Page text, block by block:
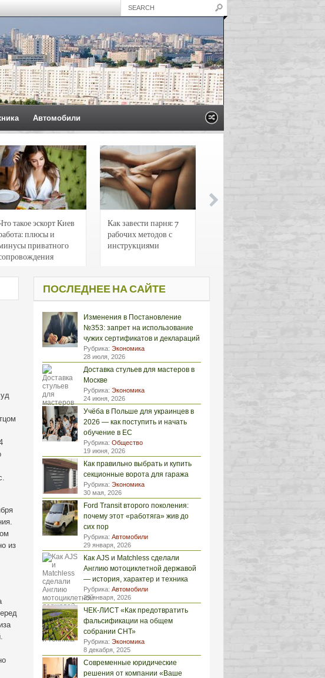
Автомобили
такое эскорт Киев
плюсы и
приватного
Как завести парня: 7
рабочих методов с
инструкциями
из
ПОСЛЕДНЕЕ НА САЙТЕ
Изменения в Постановление
№353: запрет на использование
чужих сертификатов и деклараций
Рубрика: Экономика
28 июля, 2026
Доставка стульев для мастеров в
Москве
Рубрика: Экономика
24 июня, 2026
Учёба в Польше для украинцев в
2026 — как поступить и начать
обучение в ЕС
Рубрика: Общество
19 июня, 2026
Как правильно выбрать и купить
секционные ворота для гаража
Рубрика: Экономика
30 мая, 2026
Ford Transit второго поколения:
почему этот «работяга» жив до
сих пор
Рубрика: Автомобили
29 января, 2026
Как AJS и Matchless сделали
Англию мотоциклетной державой
— история, характер и техника
Рубрика: Автомобили
29 января, 2026
ЧЕК-ЛИСТ «Как предотвратить
фальсификации на общем
собрании СНТ»
Рубрика: Экономика
8 декабря, 2025
Современные юридические
решения от компании «Ваше